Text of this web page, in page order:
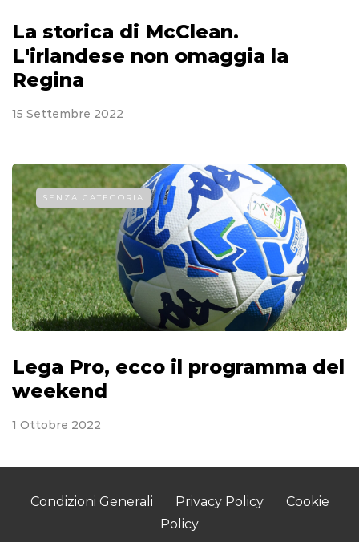
La storica di McClean.
L'irlandese non omaggia la
Regina
15 Settembre 2022
SENZA CATEGORIA
Lega Pro, ecco il programma del
weekend
1 Ottobre 2022
Condizioni Generali Privacy Policy
Cookie
Policy